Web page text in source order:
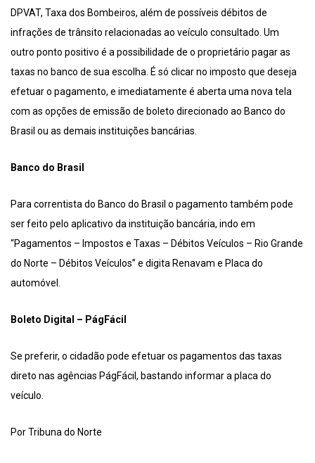
DPVAT, Taxa dos Bombeiros, além de possíveis débitos de
infrações de trânsito relacionadas ao veículo consultado. Um
outro ponto positivo é a possibilidade de o proprietário pagar as
taxas no banco de sua escolha. É só clicar no imposto que deseja
efetuar o pagamento, e imediatamente é aberta uma nova tela
com as opções de emissão de boleto direcionado ao Banco do
Brasil ou as demais instituições bancárias.
Banco do Brasil
Para correntista do Banco do Brasil o pagamento também pode
ser feito pelo aplicativo da instituição bancária, indo em
“Pagamentos – Impostos e Taxas – Débitos Veículos – Rio Grande
do Norte – Débitos Veículos” e digita Renavam e Placa do
automóvel.
Boleto Digital – PágFácil
Se preferir, o cidadão pode efetuar os pagamentos das taxas
direto nas agências PágFácil, bastando informar a placa do
veículo.
Por Tribuna do Norte